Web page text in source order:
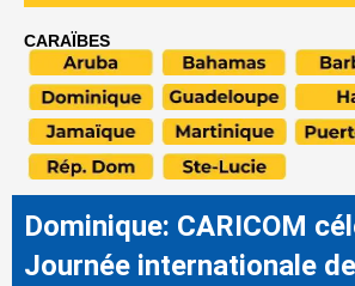
CARAÏBES
Dominique: CARICOM
Journée internationale